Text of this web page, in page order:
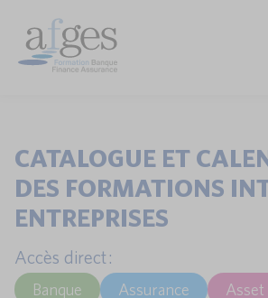
CATALOGUE ET
DES FORMATIONS
ENTREPRISES
Accès direct :
Banque Assurance